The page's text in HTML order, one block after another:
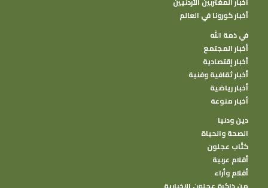
أخبار كورونا في العالم
في ذمة الله
أخبار المجتمع
أخبار إقتصادية
أخبار ثقافية وفنية
أخبار رياضية
أخبار منوعة
دين ودنيا
الصحة والحياة
كتًاب عجلون
أقلام عربية
أقلام وأراء